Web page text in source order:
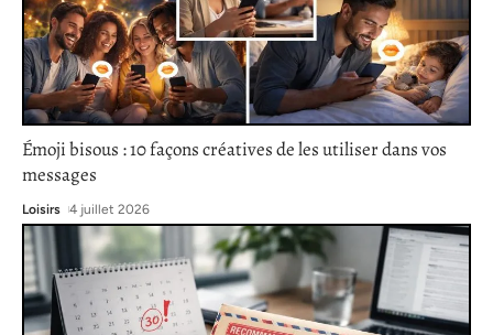
Émoji bisous : 10 façons créatives de les utiliser dans vos
messages
Loisirs 4 juillet 2026